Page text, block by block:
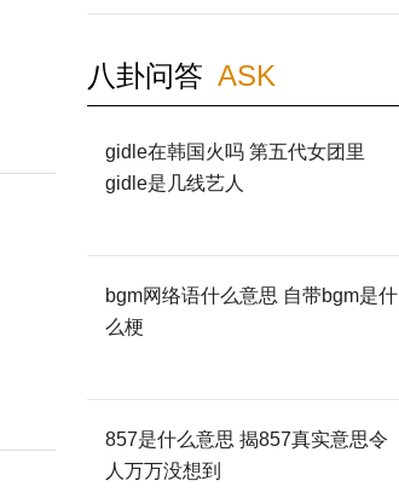
八卦问答 ASK
gidle在韩国火吗 第五代女团里
gidle是几线艺人
bgm网络语什么意思 自带bgm是什
么梗
857是什么意思 揭857真实意思令
人万万没想到